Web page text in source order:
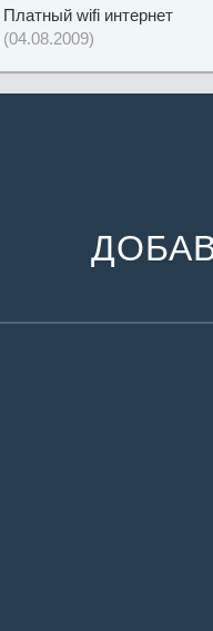
Платный wifi интернет
(04.08.2009)